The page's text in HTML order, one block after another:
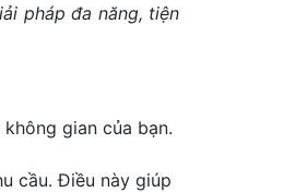
pháp đa năng, tiện
gian của bạn.
cầu. Điều này giúp